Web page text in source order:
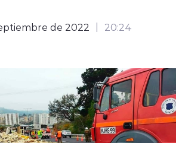
claro
de 2022 20:24